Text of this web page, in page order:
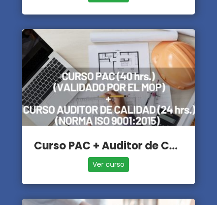
Curso PAC + Auditor de Calidad
Ver curso